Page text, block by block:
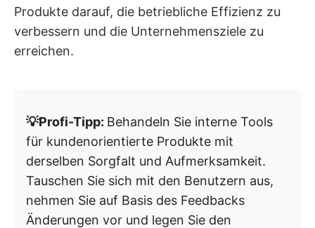
Produkte darauf, die betriebliche Effizienz zu
verbessern und die Unternehmensziele zu
erreichen.
💡Profi-Tipp: Behandeln Sie interne Tools
für kundenorientierte Produkte mit
derselben Sorgfalt und Aufmerksamkeit.
Tauschen Sie sich mit den Benutzern aus,
nehmen Sie auf Basis des Feedbacks
Änderungen vor und legen Sie den